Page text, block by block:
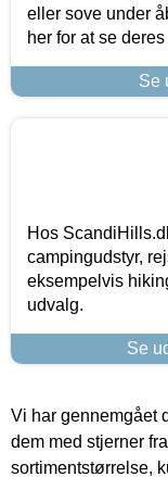
eller sove under
her for at se
Se
Hos
campingudstyr,
eksempelvis
udvalg.
Se
Vi har gennemgået
dem med stjerner
sortimentstørrelse,